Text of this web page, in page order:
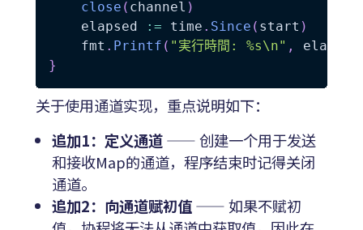
close ( channel )
	elapsed
:= time . Since ( start )
	fmt
. Printf ( "実行時間: %s\n" , elapsed
}
关于使用通道实现，重点说明如下：
追加1：定义通道—— 创建一个用于发送
和接收Map的通道，程序结束时记得关闭
通道。
追加2：向通道赋初值—— 如果不赋初